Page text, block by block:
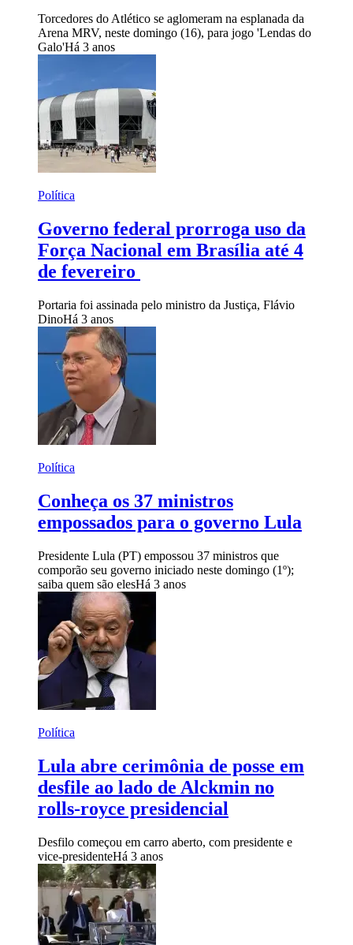
Torcedores do Atlético se aglomeram na esplanada da
Arena MRV, neste domingo (16), para jogo 'Lendas do
Galo'Há 3 anos
Política
Governo federal prorroga uso da
Força Nacional em Brasília até 4
de fevereiro
Portaria foi assinada pelo ministro da Justiça, Flávio
DinoHá 3 anos
Política
Conheça os 37 ministros
empossados para o governo Lula
Presidente Lula (PT) empossou 37 ministros que
comporão seu governo iniciado neste domingo (1º);
saiba quem são elesHá 3 anos
Política
Lula abre cerimônia de posse em
desfile ao lado de Alckmin no
rolls-royce presidencial
Desfilo começou em carro aberto, com presidente e
vice-presidenteHá 3 anos